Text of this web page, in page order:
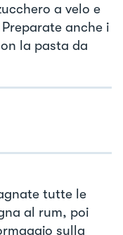
a velo e
anche i
la pasta da
tutte le
al rum, poi
sulla